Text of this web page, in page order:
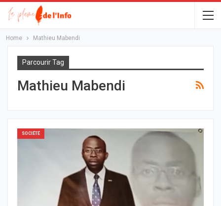
Home Mathieu Mabendi
Parcourir Tag
Mathieu Mabendi
SOCIÉTÉ